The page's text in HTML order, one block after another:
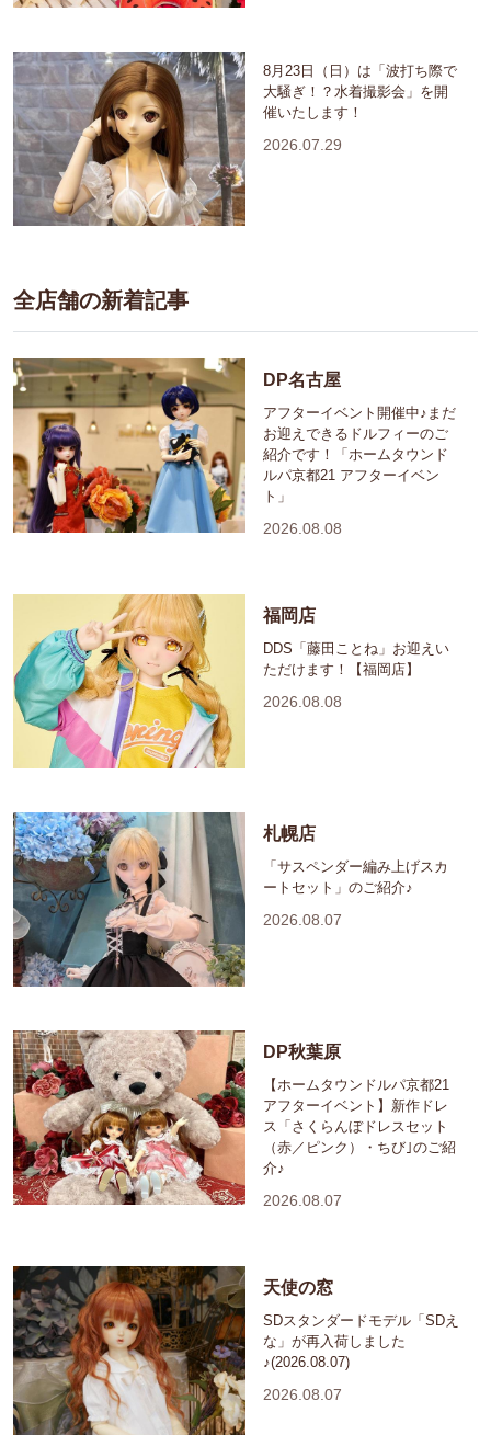
8月23日（日）は「波打ち際で
大騒ぎ！？水着撮影会」を開
催いたします！
2026.07.29
全店舗の新着記事
DP名古屋
アフターイベント開催中♪まだ
お迎えできるドルフィーのご
紹介です！「ホームタウンド
ルパ京都21 アフターイベン
ト」
2026.08.08
福岡店
DDS「藤田ことね」お迎えい
ただけます！【福岡店】
2026.08.08
札幌店
「サスペンダー編み上げスカ
ートセット」のご紹介♪
2026.08.07
DP秋葉原
【ホームタウンドルパ京都21
アフターイベント】新作ドレ
ス「さくらんぼドレスセット
（赤／ピンク）・ちび｣のご紹
介♪
2026.08.07
天使の窓
SDスタンダードモデル「SDえ
な」が再入荷しました
♪(2026.08.07)
2026.08.07